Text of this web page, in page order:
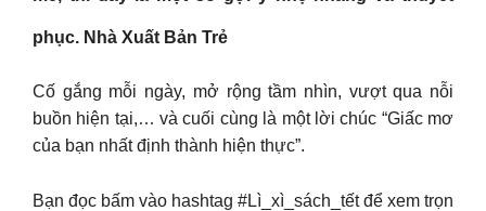
phục. Nhà Xuất Bản Trẻ
Cố gắng mỗi ngày, mở rộng tầm nhìn, vượt qua nỗi
buồn hiện tại,… và cuối cùng là một lời chúc “Giấc mơ
của bạn nhất định thành hiện thực”.
Bạn đọc bấm vào hashtag #Lì_xì_sách_tết để xem trọn